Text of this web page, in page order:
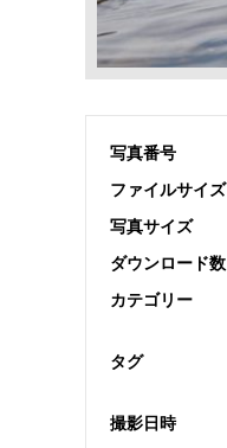
写真番号
ファイルサイズ
写真サイズ
ダウンロード数
カテゴリー
タグ
撮影日時